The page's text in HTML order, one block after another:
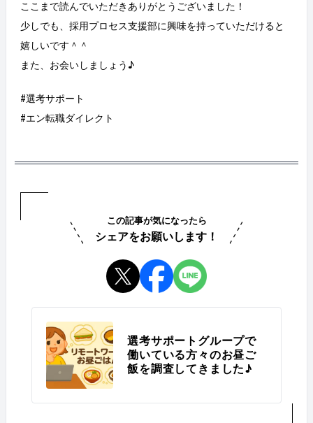
ここまで読んでいただきありがとうございました！
少しでも、採用プロセス支援部に興味を持っていただけると
嬉しいです＾＾
また、お会いしましょう♪
#選考サポート
#エン転職ダイレクト
この記事が気になったら
シェアをお願いします！
選考サポートグループで
働いている方々のお昼ご
飯を調査してきました♪